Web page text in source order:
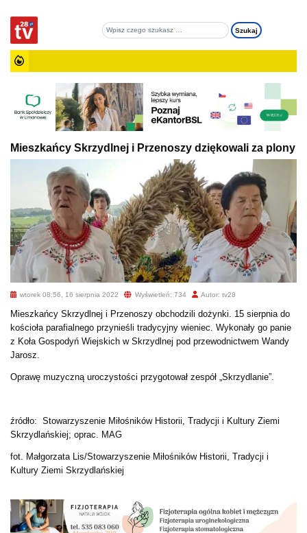
Mieszkańcy Skrzydlnej i Przenoszy dziękowali za plony
wtorek 08:56, 16 sierpnia 2022 Wyświetleń: 734 Autor: tv28
Mieszkańcy Skrzydlnej i Przenoszy obchodzili dożynki. 15 sierpnia do
kościoła parafialnego przynieśli tradycyjny wieniec. Wykonały go panie
z Koła Gospodyń Wiejskich w Skrzydlnej pod przewodnictwem Wandy
Jarosz.
Oprawę muzyczną uroczystości przygotował zespół „Skrzydlanie”.
źródło: Stowarzyszenie Miłośników Historii, Tradycji i Kultury Ziemi
Skrzydlańskiej; oprac. MAG
fot. Małgorzata Lis/Stowarzyszenie Miłośników Historii, Tradycji i
Kultury Ziemi Skrzydlańskiej